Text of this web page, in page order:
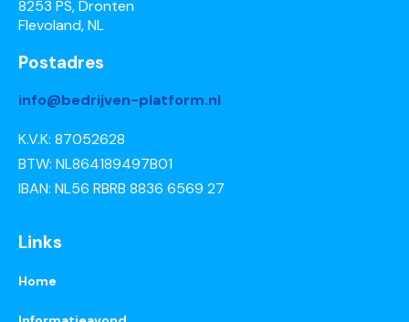
8253 PS, Dronten
Flevoland, NL
Postadres
info@bedrijven-platform.nl
K.V.K: 87052628
BTW: NL864189497B01
IBAN: NL56 RBRB 8836 6569 27
Links
Home